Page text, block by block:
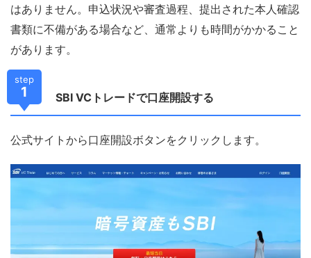
はありません。申込状況や審査過程、提出された本人確認
書類に不備がある場合など、通常よりも時間がかかること
があります。
step
1 SBI VCトレードで口座開設する
公式サイトから口座開設ボタンをクリックします。